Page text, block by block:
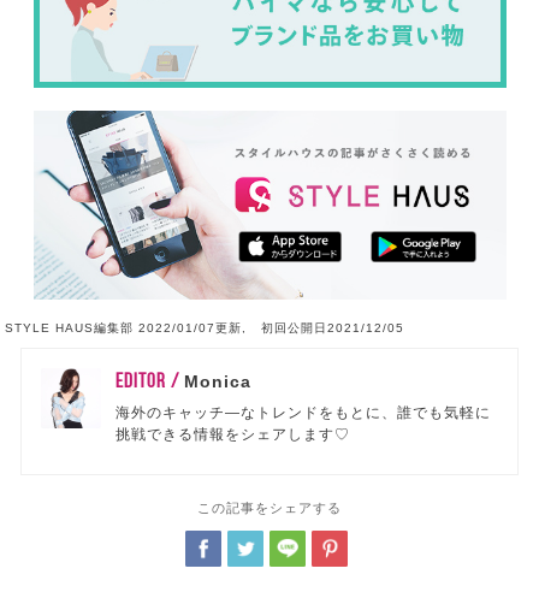
STYLE HAUS編集部 2022/01/07更新, 初回公開日2021/12/05
EDITOR / Monica
海外のキャッチ―なトレンドをもとに、誰でも気軽に
挑戦できる情報をシェアします♡
この記事をシェアする